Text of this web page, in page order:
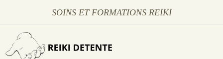
SOINS ET FORMATIONS REIKI